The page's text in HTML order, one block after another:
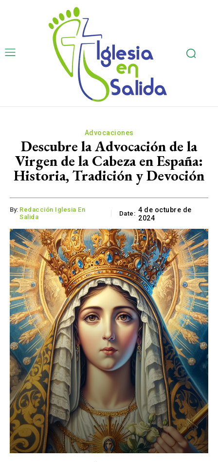
Advocaciones
Descubre la Advocación de la
Virgen de la Cabeza en España:
Historia, Tradición y Devoción
By: Redacción Iglesia En
Salida
Date: 4 de octubre de
2024